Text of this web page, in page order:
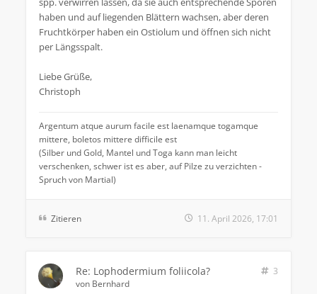
haben und auf liegenden Blättern wachsen, aber deren
Fruchtkörper haben ein Ostiolum und öffnen sich nicht
per Längsspalt.
Liebe Grüße,
Christoph
Argentum atque aurum facile est laenamque togamque
mittere, boletos mittere difficile est
(Silber und Gold, Mantel und Toga kann man leicht
verschenken, schwer ist es aber, auf Pilze zu verzichten -
Spruch von Martial)
Zitieren 11. April 2026, 17:01
Re: Lophodermium foliicola?
3
von Bernhard